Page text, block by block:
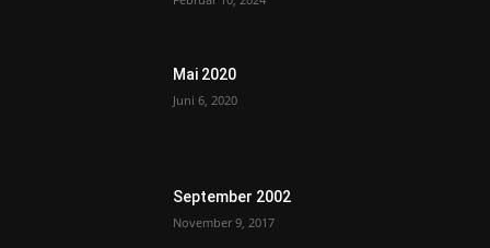
Mai 2020
Juni 6, 2020
September 2002
November 9, 2017